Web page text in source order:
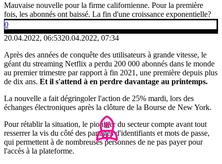
Mauvaise nouvelle pour la firme californienne. Pour la première
fois, les abonnés ont baissé. La fin d'une croissance exponentielle?
0
20.04.2022, 06:5320.04.2022, 07:34
Après des années de conquête des utilisateurs à grande vitesse, le
géant du streaming Netflix a perdu 200 000 abonnés dans le monde
au premier trimestre par rapport à fin 2021, une première depuis plus
de dix ans. Et il s'attend à en perdre davantage au printemps.
La nouvelle a fait dégringoler l'action de 25% mardi, lors des
échanges électroniques après la clôture de la Bourse de New York.
Pour rétablir la situation, le pionnier du secteur compte avant tout
resserrer la vis du côté des partages d'identifiants et mots de passe,
qui permettent à de nombreuses personnes de ne pas payer pour
l'accès à la plateforme.